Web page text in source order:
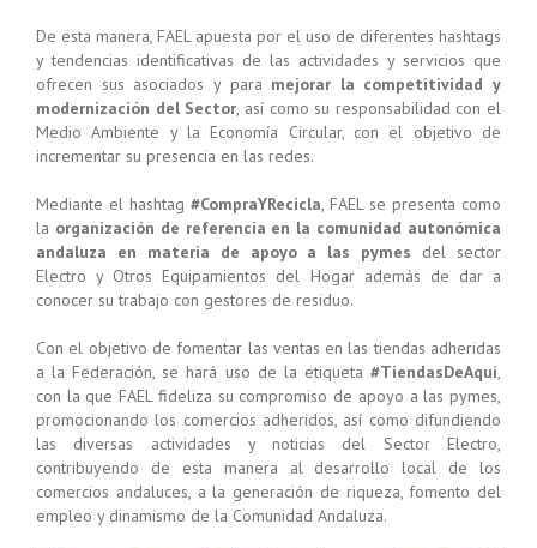
De esta manera, FAEL apuesta por el uso de diferentes hashtags
y tendencias identificativas de las actividades y servicios que
ofrecen sus asociados y para mejorar la competitividad y
modernización del Sector, así como su responsabilidad con el
Medio Ambiente y la Economía Circular, con el objetivo de
incrementar su presencia en las redes.
Mediante el hashtag #CompraYRecicla, FAEL se presenta como
la organización de referencia en la comunidad autonómica
andaluza en materia de apoyo a las pymes del sector
Electro y Otros Equipamientos del Hogar además de dar a
conocer su trabajo con gestores de residuo.
Con el objetivo de fomentar las ventas en las tiendas adheridas
a la Federación, se hará uso de la etiqueta #TiendasDeAquí,
con la que FAEL fideliza su compromiso de apoyo a las pymes,
promocionando los comercios adheridos, así como difundiendo
las diversas actividades y noticias del Sector Electro,
contribuyendo de esta manera al desarrollo local de los
comercios andaluces, a la generación de riqueza, fomento del
empleo y dinamismo de la Comunidad Andaluza.